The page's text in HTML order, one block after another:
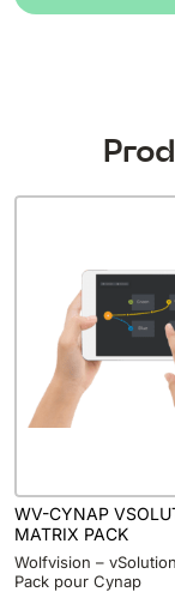
WV-CYNAP
MATRIX PACK
Wolfvision –
Pack pour Cynap